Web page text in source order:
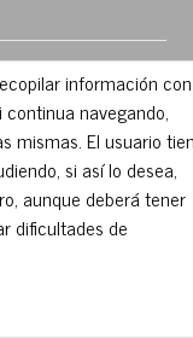
información con
navegando,
mismas. El usuario
si así lo desea,
aunque deberá tener
dificultades de